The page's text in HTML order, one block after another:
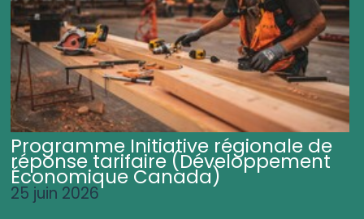
Programme Initiative régionale de
réponse tarifaire (Développement
Économique Canada)
25 juin 2026